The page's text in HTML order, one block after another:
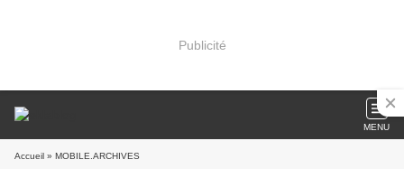
Publicité
MENU
Accueil » MOBILE.ARCHIVES